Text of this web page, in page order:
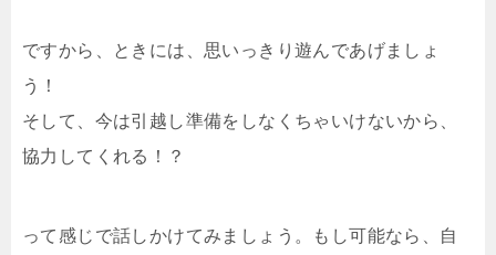
ですから、ときには、思いっきり遊んであげましょ
う！
そして、今は引越し準備をしなくちゃいけないから、
協力してくれる！？
って感じで話しかけてみましょう。もし可能なら、自